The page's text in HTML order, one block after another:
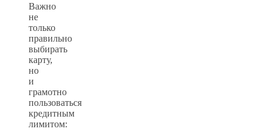
Важно
не
только
правильно
выбирать
карту,
но
и
грамотно
пользоваться
кредитным
лимитом: